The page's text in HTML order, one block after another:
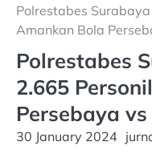
Polrestabes
Amankan Bola
Polrestabes
2.665
Persebaya
30 January 2024